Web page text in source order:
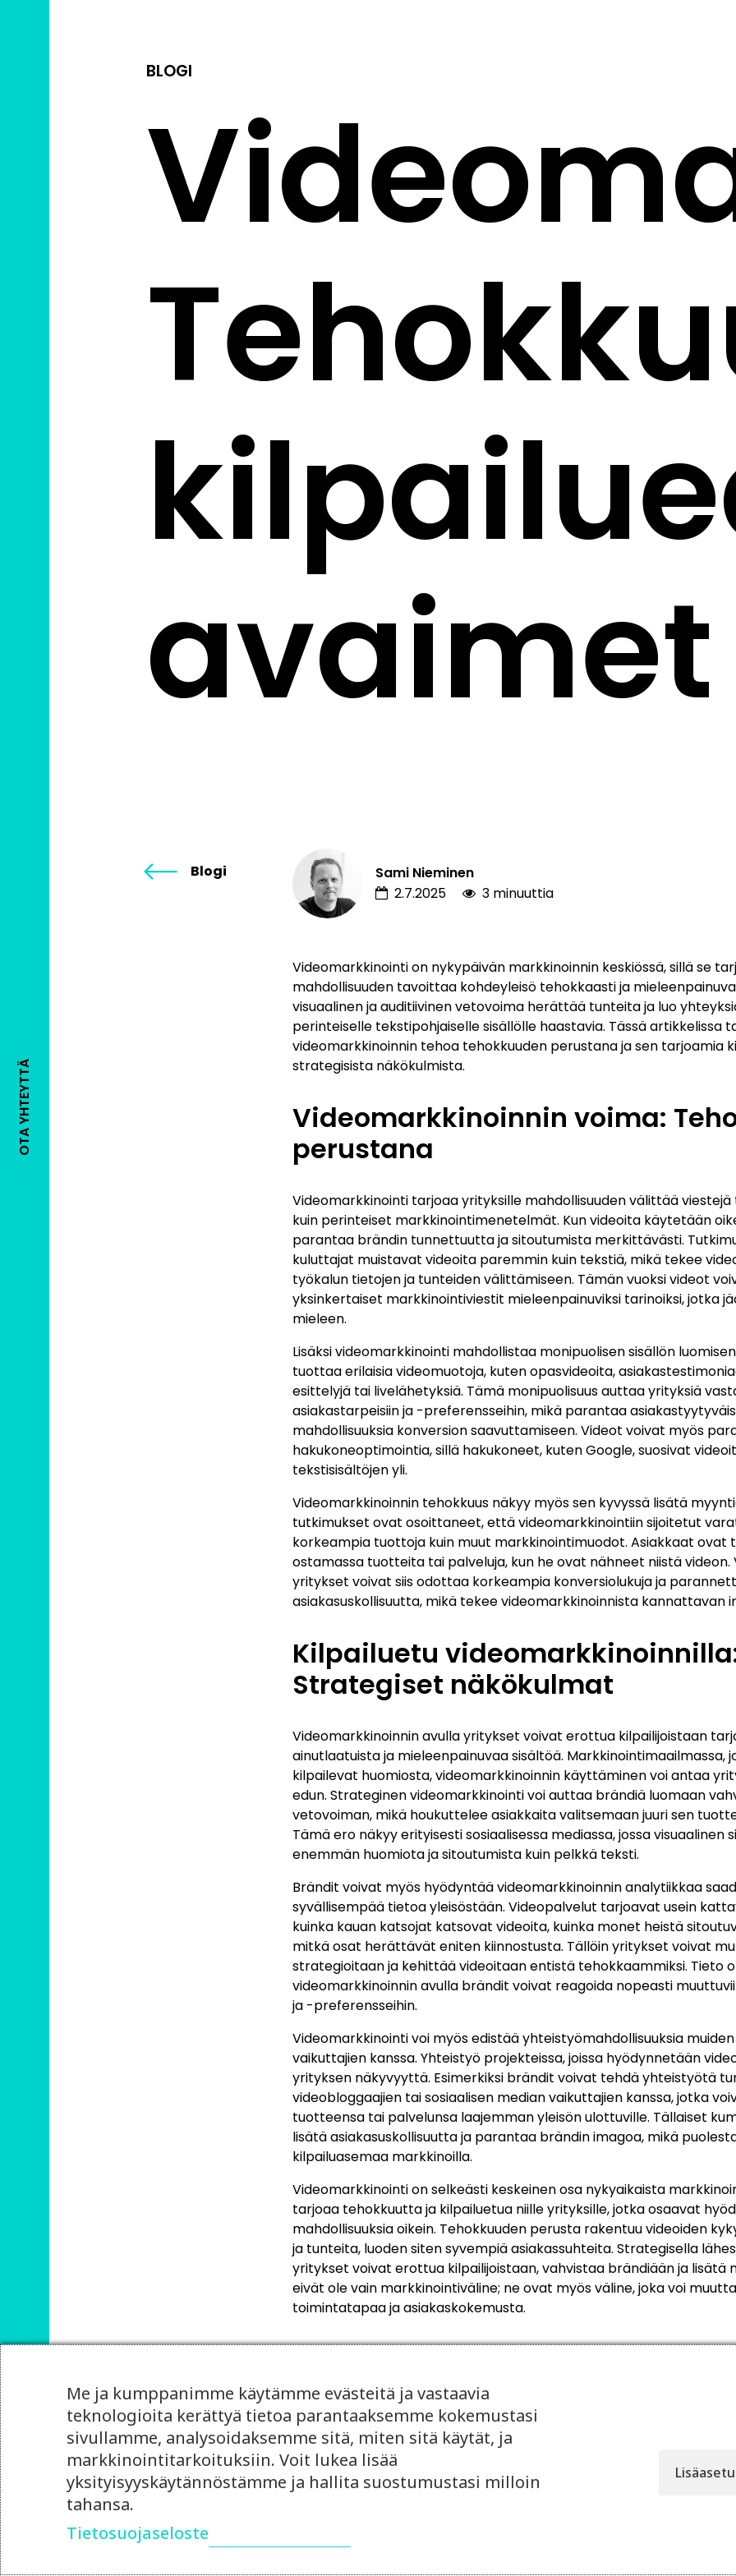
OTA YHTEYTTÄ
BLOGI
avaimet
Blogi
Sami Nieminen
2.7.2025
3 minuuttia
Videomarkkinointi on nykypäivän markkinoinnin keskiössä, sillä se
mahdollisuuden tavoittaa kohdeyleisö tehokkaasti ja
visuaalinen ja auditiivinen vetovoima herättää tunteita ja luo
perinteiselle tekstipohjaiselle sisällölle haastavia. Tässä artikkelissa
videomarkkinoinnin tehoa tehokkuuden perustana ja sen tarjoamia
strategisista näkökulmista.
Videomarkkinoinnin voima:
perustana
Videomarkkinointi tarjoaa yrityksille mahdollisuuden välittää
kuin perinteiset markkinointimenetelmät. Kun videoita käytetään
parantaa brändin tunnettuutta ja sitoutumista merkittävästi.
kuluttajat muistavat videoita paremmin kuin tekstiä, mikä tekee
työkalun tietojen ja tunteiden välittämiseen. Tämän vuoksi videot
yksinkertaiset markkinointiviestit mieleenpainuviksi tarinoiksi, jotka
mieleen.
Lisäksi videomarkkinointi mahdollistaa monipuolisen sisällön
tuottaa erilaisia videomuotoja, kuten opasvideoita,
esittelyjä tai livelähetyksiä. Tämä monipuolisuus auttaa yrityksiä
asiakastarpeisiin ja -preferensseihin, mikä parantaa
mahdollisuuksia konversion saavuttamiseen. Videot voivat myös
hakukoneoptimointia, sillä hakukoneet, kuten Google, suosivat
tekstisisältöjen yli.
Videomarkkinoinnin tehokkuus näkyy myös sen kyvyssä lisätä
tutkimukset ovat osoittaneet, että videomarkkinointiin sijoitetut
korkeampia tuottoja kuin muut markkinointimuodot. Asiakkaat ovat
ostamassa tuotteita tai palveluja, kun he ovat nähneet niistä
yritykset voivat siis odottaa korkeampia konversiolukuja ja
asiakasuskollisuutta, mikä tekee videomarkkinoinnista kannattavan
Kilpailuetu
Strategiset näkökulmat
Videomarkkinoinnin avulla yritykset voivat erottua kilpailijoistaan
ainutlaatuista ja mieleenpainuvaa sisältöä. Markkinointimaailmassa,
kilpailevat huomiosta, videomarkkinoinnin käyttäminen voi antaa
edun. Strateginen videomarkkinointi voi auttaa brändiä luomaan
vetovoiman, mikä houkuttelee asiakkaita valitsemaan juuri sen
Tämä ero näkyy erityisesti sosiaalisessa mediassa, jossa visuaalinen
enemmän huomiota ja sitoutumista kuin pelkkä teksti.
Brändit voivat myös hyödyntää videomarkkinoinnin analytiikkaa
syvällisempää tietoa yleisöstään. Videopalvelut tarjoavat usein
kuinka kauan katsojat katsovat videoita, kuinka monet heistä
mitkä osat herättävät eniten kiinnostusta. Tällöin yritykset voivat
strategioitaan ja kehittää videoitaan entistä tehokkaammiksi. Tieto
videomarkkinoinnin avulla brändit voivat reagoida nopeasti
ja -preferensseihin.
Videomarkkinointi voi myös edistää yhteistyömahdollisuuksia
vaikuttajien kanssa. Yhteistyö projekteissa, joissa hyödynnetään
yrityksen näkyvyyttä. Esimerkiksi brändit voivat tehdä yhteistyötä
videobloggaajien tai sosiaalisen median vaikuttajien kanssa, jotka
tuotteensa tai palvelunsa laajemman yleisön ulottuville. Tällaiset
lisätä asiakasuskollisuutta ja parantaa brändin imagoa, mikä
kilpailuasemaa markkinoilla.
Videomarkkinointi on selkeästi keskeinen osa nykyaikaista
tarjoaa tehokkuutta ja kilpailuetua niille yrityksille, jotka osaavat
mahdollisuuksia oikein. Tehokkuuden perusta rakentuu videoiden
ja tunteita, luoden siten syvempiä asiakassuhteita. Strategisella
yritykset voivat erottua kilpailijoistaan, vahvistaa brändiään ja lisätä
eivät ole vain markkinointiväline; ne ovat myös väline, joka voi
toimintatapaa ja asiakaskokemusta.
Me ja kumppanimme käytämme evästeitä ja vastaavia
teknologioita kerättyä tietoa parantaaksemme kokemustasi
sivullamme, analysoidaksemme sitä, miten sitä käytät, ja
markkinointitarkoituksiin. Voit lukea lisää
yksityisyyskäytännöstämme ja hallita suostumustasi milloin
tahansa.
Tietosuojaseloste